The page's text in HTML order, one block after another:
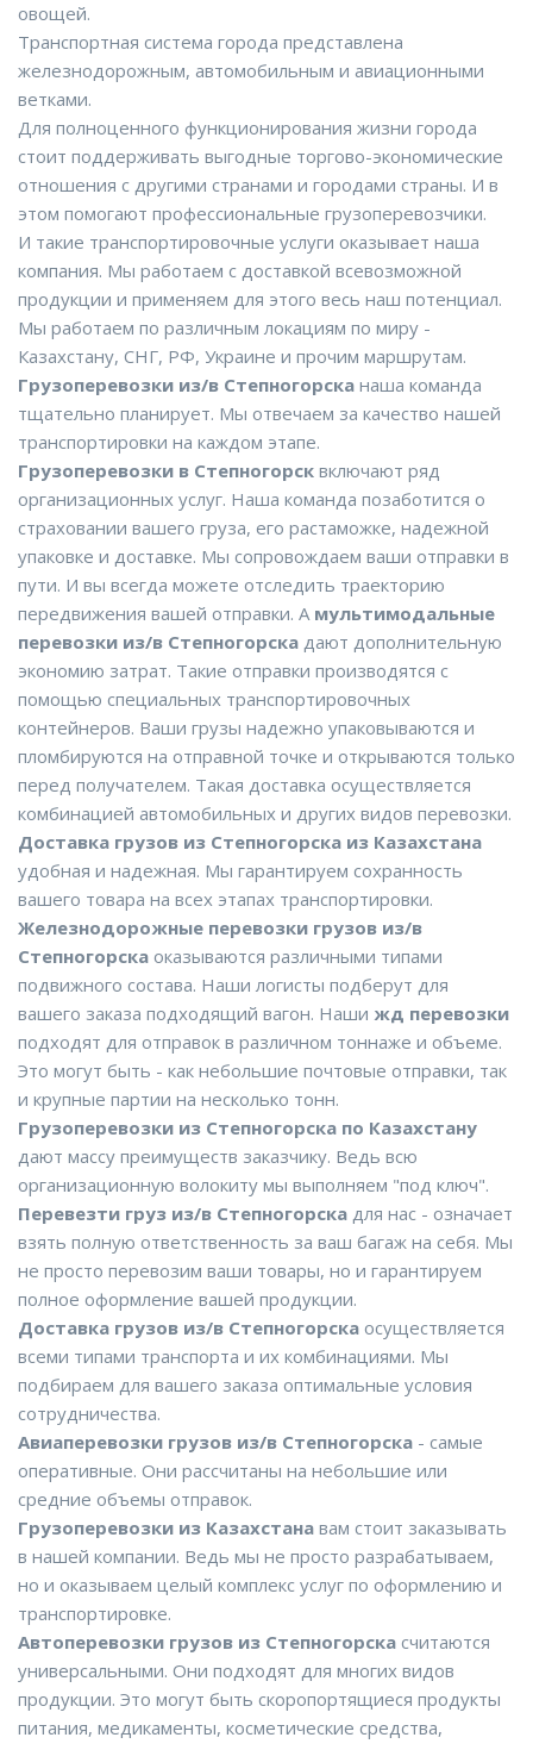
овощей.
Транспортная система города представлена
железнодорожным, автомобильным и авиационными
ветками.
Для полноценного функционирования жизни города
стоит поддерживать выгодные торгово-экономические
отношения с другими странами и городами страны. И в
этом помогают профессиональные грузоперевозчики.
И такие транспортировочные услуги оказывает наша
компания. Мы работаем с доставкой всевозможной
продукции и применяем для этого весь наш потенциал.
Мы работаем по различным локациям по миру -
Казахстану, СНГ, РФ, Украине и прочим маршрутам.
Грузоперевозки из/в Степногорска наша команда
тщательно планирует. Мы отвечаем за качество нашей
транспортировки на каждом этапе.
Грузоперевозки в Степногорск включают ряд
организационных услуг. Наша команда позаботится о
страховании вашего груза, его растаможке, надежной
упаковке и доставке. Мы сопровождаем ваши отправки в
пути. И вы всегда можете отследить траекторию
передвижения вашей отправки. А мультимодальные
перевозки из/в Степногорска дают дополнительную
экономию затрат. Такие отправки производятся с
помощью специальных транспортировочных
контейнеров. Ваши грузы надежно упаковываются и
пломбируются на отправной точке и открываются только
перед получателем. Такая доставка осуществляется
комбинацией автомобильных и других видов перевозки.
Доставка грузов из Степногорска из Казахстана
удобная и надежная. Мы гарантируем сохранность
вашего товара на всех этапах транспортировки.
Железнодорожные перевозки грузов из/в
Степногорска оказываются различными типами
подвижного состава. Наши логисты подберут для
вашего заказа подходящий вагон. Наши жд перевозки
подходят для отправок в различном тоннаже и объеме.
Это могут быть - как небольшие почтовые отправки, так
и крупные партии на несколько тонн.
Грузоперевозки из Степногорска по Казахстану
дают массу преимуществ заказчику. Ведь всю
организационную волокиту мы выполняем "под ключ".
Перевезти груз из/в Степногорска для нас - означает
взять полную ответственность за ваш багаж на себя. Мы
не просто перевозим ваши товары, но и гарантируем
полное оформление вашей продукции.
Доставка грузов из/в Степногорска осуществляется
всеми типами транспорта и их комбинациями. Мы
подбираем для вашего заказа оптимальные условия
сотрудничества.
Авиаперевозки грузов из/в Степногорска - самые
оперативные. Они рассчитаны на небольшие или
средние объемы отправок.
Грузоперевозки из Казахстана вам стоит заказывать
в нашей компании. Ведь мы не просто разрабатываем,
но и оказываем целый комплекс услуг по оформлению и
транспортировке.
Автоперевозки грузов из Степногорска считаются
универсальными. Они подходят для многих видов
продукции. Это могут быть скоропортящиеся продукты
питания, медикаменты, косметические средства,